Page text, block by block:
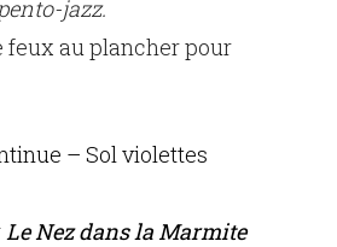
jazz.
feux au plancher pour
– Sol violettes
Le Nez dans la Marmite